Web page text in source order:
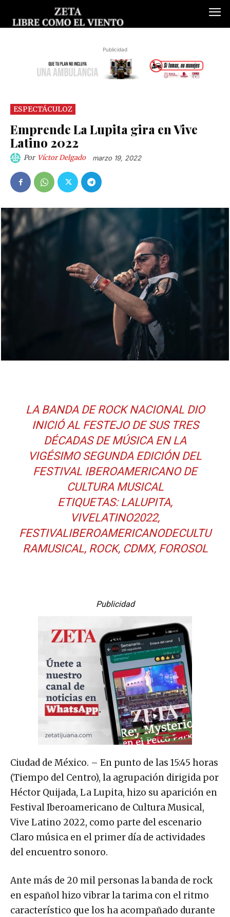
Publicidad
ESPECTÁCULOZ
Emprende La Lupita gira en Vive
Latino 2022
Por Víctor Delgado marzo 19, 2022
LA BANDA DE ROCK NACIONAL DIO
INICIÓ AL FESTEJO DE SUS TRES
DÉCADAS DE MÚSICA EN LA
VIGÉSIMO SEGUNDA EDICIÓN DEL
FESTIVAL IBEROAMERICANO DE
CULTURA MUSICAL
ETIQUETAS: LALUPITA,
VIVELATINO2022,
FESTIVALIBEROAMERICANODECULTU
RAMUSICAL, ROCK, CDMX, FOROSOL
Publicidad
Ciudad de México. – En punto de las 15:45 horas
(Tiempo del Centro), la agrupación dirigida por
Héctor Quijada, La Lupita, hizo su aparición en
Festival Iberoamericano de Cultura Musical,
Vive Latino 2022, como parte del escenario
Claro música en el primer día de actividades
del encuentro sonoro.
Ante más de 20 mil personas la banda de rock
en español hizo vibrar la tarima con el ritmo
característico que los ha acompañado durante